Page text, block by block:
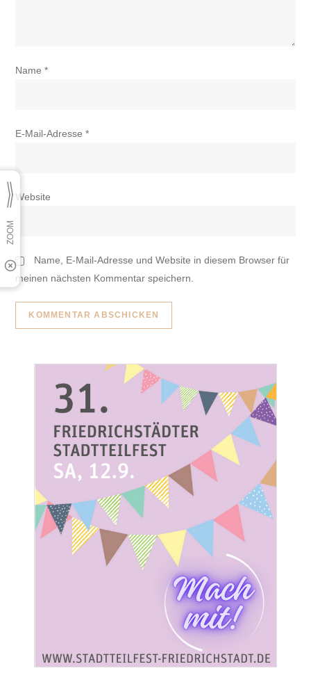
Name*
E-Mail-Adresse*
Website
Name, E-Mail-Adresse und Website in diesem Browser für
meinen nächsten Kommentar speichern.